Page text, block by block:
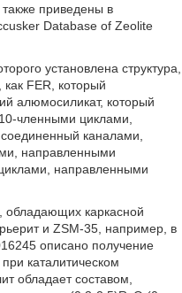
приведены в
Database of Zeolite
установлена структура,
FER, который
алюмосиликат, который
членными циклами,
каналами,
направленными
направленными
обладающих каркасной
и ZSM-35, например, в
описано получение
каталитическом
обладает составом,